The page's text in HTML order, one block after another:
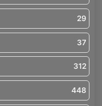
29
37
312
448